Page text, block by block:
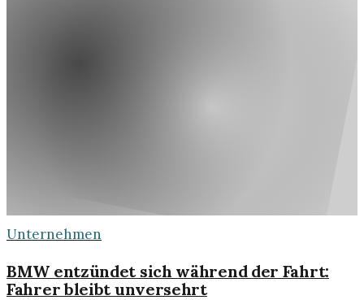
Unternehmen
BMW entzündet sich während der Fahrt:
Fahrer bleibt unversehrt